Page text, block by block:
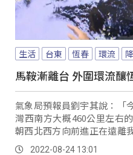
生活 台東 恆春 環流
馬鞍漸離台 外圍環流釀
氣象局預報員劉宇其說：「
灣西南方大概460公里左右
朝西北西方向前進正在遠離
一點，所以它的外圍環流持續
2022-08-24 13:01